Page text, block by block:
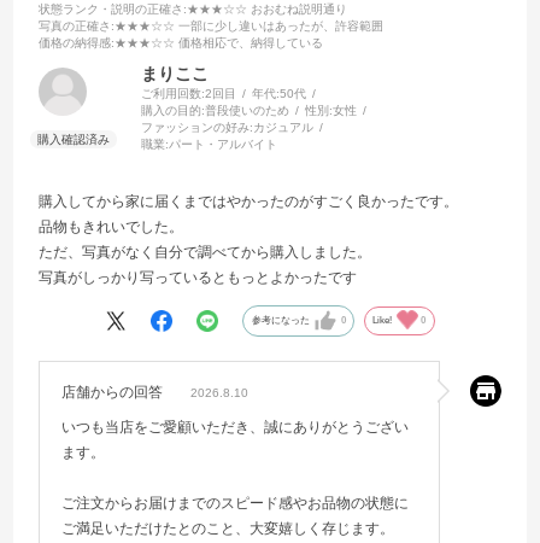
状態ランク・説明の正確さ :★★★☆☆ おおむね説明通り
写真の正確さ :★★★☆☆ 一部に少し違いはあったが、許容範囲
価格の納得感:★★★☆☆ 価格相応で、納得している
まりここ
ご利用回数:2回目 年代:50代
購入の目的:普段使いのため 性別:女性
ファッションの好み:カジュアル
職業:パート・アルバイト
購入してから家に届くまではやかったのがすごく良かったです。
品物もきれいでした。
ただ、写真がなく自分で調べてから購入しました。
写真がしっかり写っているともっとよかったです
参考になった 0 Like! 0
店舗からの回答 2026.8.10
いつも当店をご愛顧いただき、誠にありがとうござい
ます。
ご注文からお届けまでのスピード感やお品物の状態に
ご満足いただけたとのこと、大変嬉しく存じます。